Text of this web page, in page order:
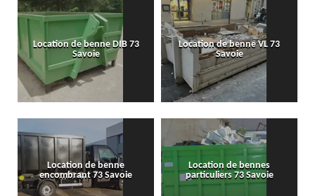
Location de benne DIB 73
Savoie
Location de benne VL 73
Savoie
Location de benne
encombrant 73 Savoie
Location de bennes
particuliers 73 Savoie